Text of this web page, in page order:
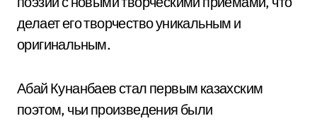
делает его творчество уникальным и
оригинальным.
Абай Кунанбаев стал первым казахским
поэтом, чьи произведения были